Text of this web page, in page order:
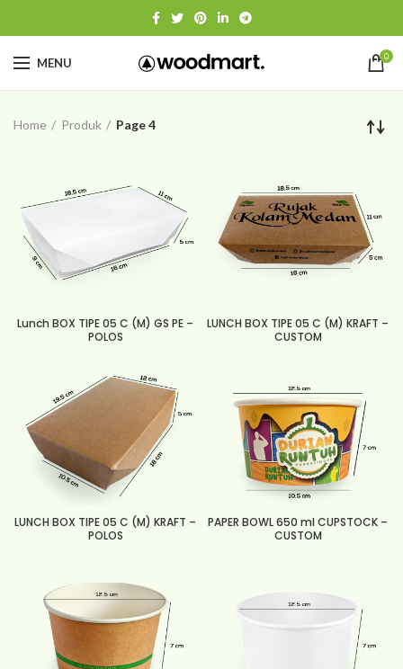
MENU 0
Home Produk Page 4
Lunch BOX TIPE 05 C (M) GS PE –
POLOS
LUNCH BOX TIPE 05 C (M) KRAFT –
CUSTOM
LUNCH BOX TIPE 05 C (M) KRAFT –
POLOS
PAPER BOWL 650 ml CUPSTOCK –
CUSTOM